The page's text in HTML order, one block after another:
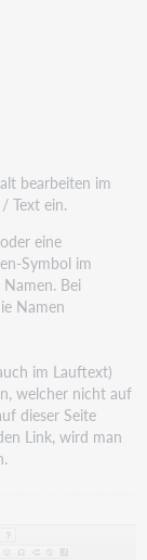
bearbeiten im
Text ein.
eine
Symbol im
Bei
Namen
im Lauftext)
welcher nicht auf
dieser Seite
Link, wird man